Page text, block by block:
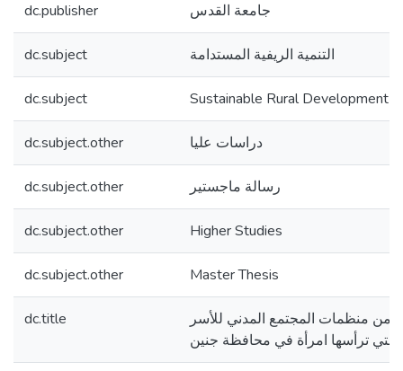
dc.publisher جامعة القدس
dc.subject التنمية الريفية المستدامة
dc.subject Sustainable Rural Development
dc.subject.other دراسات عليا
dc.subject.other رسالة ماجستير
dc.subject.other Higher Studies
dc.subject.other Master Thesis
dc.title
من منظمات المجتمع المدني للأسر
التي ترأسها امرأة في محافظة جنين